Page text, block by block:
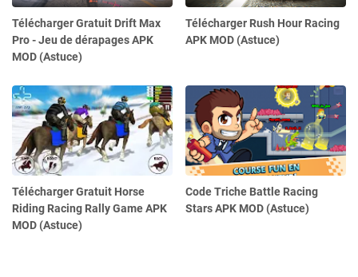
Télécharger Gratuit Drift Max
Pro - Jeu de dérapages APK
MOD (Astuce)
Télécharger Rush Hour Racing
APK MOD (Astuce)
Télécharger Gratuit Horse
Riding Racing Rally Game APK
MOD (Astuce)
Code Triche Battle Racing
Stars APK MOD (Astuce)